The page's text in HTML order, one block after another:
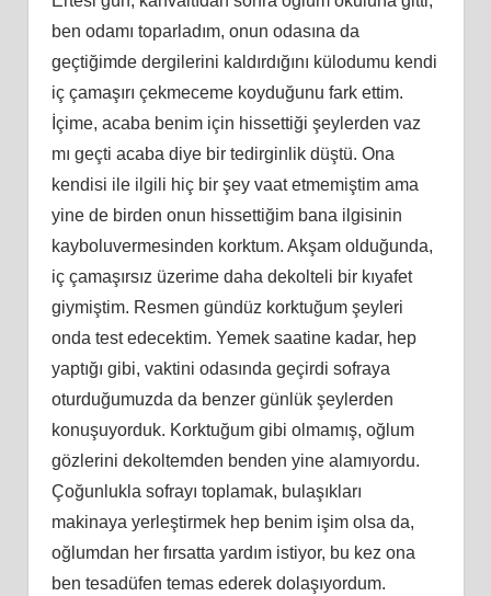
ben odamı toparladım, onun odasına da
geçtiğimde dergilerini kaldırdığını külodumu kendi
iç çamaşırı çekmeceme koyduğunu fark ettim.
İçime, acaba benim için hissettiği şeylerden vaz
mı geçti acaba diye bir tedirginlik düştü. Ona
kendisi ile ilgili hiç bir şey vaat etmemiştim ama
yine de birden onun hissettiğim bana ilgisinin
kayboluvermesinden korktum. Akşam olduğunda,
iç çamaşırsız üzerime daha dekolteli bir kıyafet
giymiştim. Resmen gündüz korktuğum şeyleri
onda test edecektim. Yemek saatine kadar, hep
yaptığı gibi, vaktini odasında geçirdi sofraya
oturduğumuzda da benzer günlük şeylerden
konuşuyorduk. Korktuğum gibi olmamış, oğlum
gözlerini dekoltemden benden yine alamıyordu.
Çoğunlukla sofrayı toplamak, bulaşıkları
makinaya yerleştirmek hep benim işim olsa da,
oğlumdan her fırsatta yardım istiyor, bu kez ona
ben tesadüfen temas ederek dolaşıyordum.